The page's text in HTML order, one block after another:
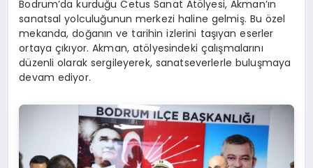
Bodrum’da kurduğu Cetus Sanat Atölyesi, Akman’ın
sanatsal yolculuğunun merkezi haline gelmiş. Bu özel
mekanda, doğanın ve tarihin izlerini taşıyan eserler
ortaya çıkıyor. Akman, atölyesindeki çalışmalarını
düzenli olarak sergileyerek, sanatseverlerle buluşmaya
devam ediyor.